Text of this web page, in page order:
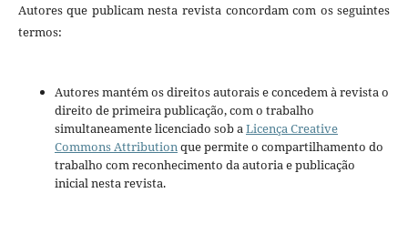
Autores que publicam nesta revista concordam com os seguintes
termos:
Autores mantém os direitos autorais e concedem à revista o
direito de primeira publicação, com o trabalho
simultaneamente licenciado sob aLicença Creative
Commons Attributionque permite o compartilhamento do
trabalho com reconhecimento da autoria e publicação
inicial nesta revista.